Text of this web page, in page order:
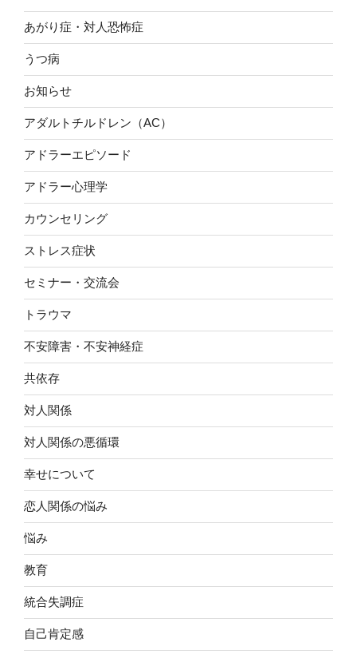
あがり症・対人恐怖症
うつ病
お知らせ
アダルトチルドレン（AC）
アドラーエピソード
アドラー心理学
カウンセリング
ストレス症状
セミナー・交流会
トラウマ
不安障害・不安神経症
共依存
対人関係
対人関係の悪循環
幸せについて
恋人関係の悩み
悩み
教育
統合失調症
自己肯定感